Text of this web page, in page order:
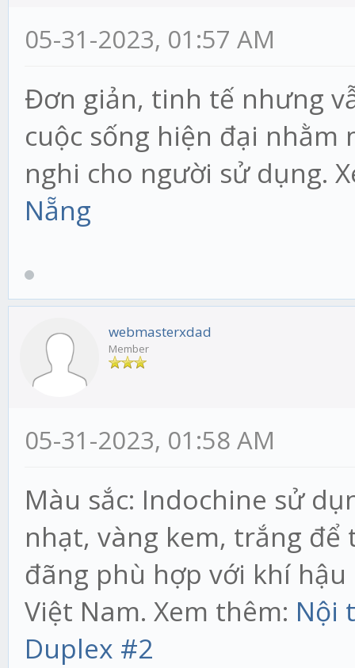
05-31-2023, 01:57 AM
Đơn giản, tinh tế nhưng
cuộc sống hiện đại
nghi cho người sử dụng.
Nẵng
webmasterxdad
Member
05-31-2023, 01:58 AM
Màu sắc: Indochine sử
nhạt, vàng kem, trắng
đãng phù hợp với khí
Việt Nam. Xem thêm: Nội
Duplex #2